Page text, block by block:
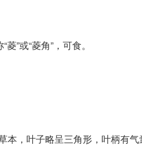
”或“菱角”，可食。
，叶子略呈三角形，叶柄有气